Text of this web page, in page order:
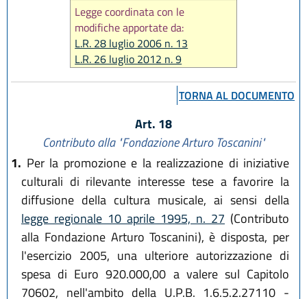
Legge coordinata con le
modifiche apportate da:
L.R. 28 luglio 2006 n. 13
L.R. 26 luglio 2012 n. 9
L.R. 16 luglio 2015 n. 10
L.R. 1 agosto 2019 n. 17
TORNA AL DOCUMENTO
Art. 18
Contributo alla "Fondazione Arturo Toscanini"
1. Per la promozione e la realizzazione di iniziative
culturali di rilevante interesse tese a favorire la
diffusione della cultura musicale, ai sensi della
legge regionale 10 aprile 1995, n. 27 (Contributo
alla Fondazione Arturo Toscanini), è disposta, per
l'esercizio 2005, una ulteriore autorizzazione di
spesa di Euro 920.000,00 a valere sul Capitolo
70602, nell'ambito della U.P.B. 1.6.5.2.27110 -